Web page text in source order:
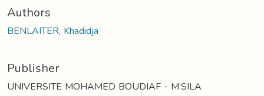
Authors
BENLAITER, Khadidja
Publisher
UNIVERSITE MOHAMED BOUDIAF - M’SILA